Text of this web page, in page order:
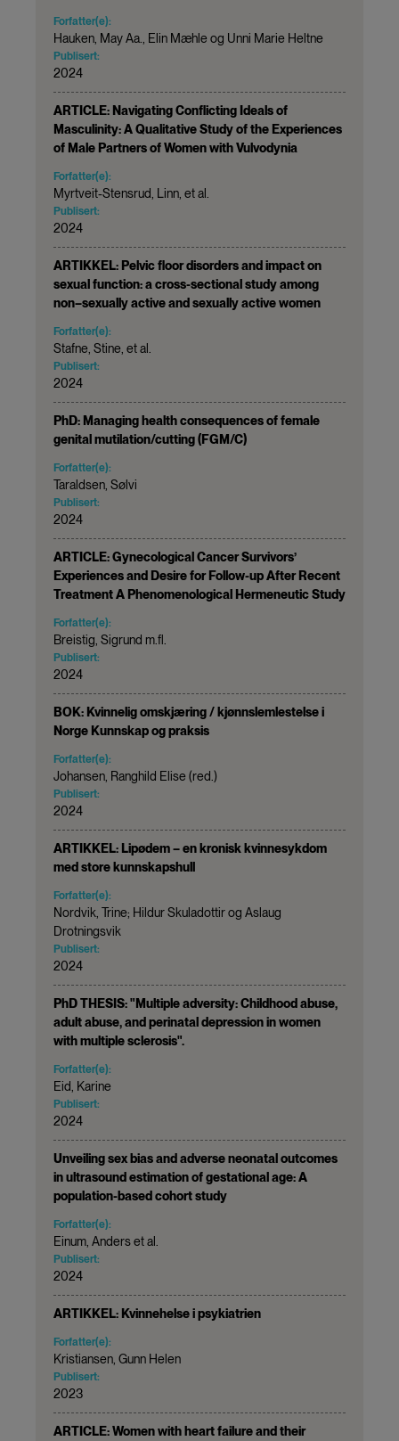
Forfatter(e):
Hauken, May Aa., Elin Mæhle og Unni Marie Heltne
Publisert:
2024
ARTICLE: Navigating Conflicting Ideals of
Masculinity: A Qualitative Study of the Experiences
of Male Partners of Women with Vulvodynia
Forfatter(e):
Myrtveit-Stensrud, Linn, et al.
Publisert:
2024
ARTIKKEL: Pelvic floor disorders and impact on
sexual function: a cross-sectional study among
non–sexually active and sexually active women
Forfatter(e):
Stafne, Stine, et al.
Publisert:
2024
PhD: Managing health consequences of female
genital mutilation/cutting (FGM/C)
Forfatter(e):
Taraldsen, Sølvi
Publisert:
2024
ARTICLE: Gynecological Cancer Survivors’
Experiences and Desire for Follow-up After Recent
Treatment A Phenomenological Hermeneutic Study
Forfatter(e):
Breistig, Sigrund m.fl.
Publisert:
2024
BOK: Kvinnelig omskjæring / kjønnslemlestelse i
Norge Kunnskap og praksis
Forfatter(e):
Johansen, Ranghild Elise (red.)
Publisert:
2024
ARTIKKEL: Lipødem – en kronisk kvinnesykdom
med store kunnskapshull
Forfatter(e):
Nordvik, Trine; Hildur Skuladottir og Aslaug
Drotningsvik
Publisert:
2024
PhD THESIS: "Multiple adversity: Childhood abuse,
adult abuse, and perinatal depression in women
with multiple sclerosis".
Forfatter(e):
Eid, Karine
Publisert:
2024
Unveiling sex bias and adverse neonatal outcomes
in ultrasound estimation of gestational age: A
population-based cohort study
Forfatter(e):
Einum, Anders et al.
Publisert:
2024
ARTIKKEL: Kvinnehelse i psykiatrien
Forfatter(e):
Kristiansen, Gunn Helen
Publisert:
2023
ARTICLE: Women with heart failure and their